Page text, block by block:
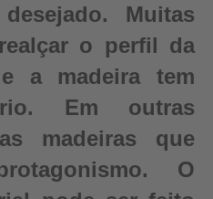
Muitas
o perfil da
a madeira tem
Em outras
madeiras que
O